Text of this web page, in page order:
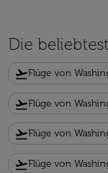
Die
flight_takeoffFlüge von
flight_takeoffFlüge von
flight_takeoffFlüge von
flight_takeoffFlüge von